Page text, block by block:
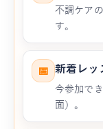
不調ケア
す。
📅 新着レ
今参加で
面）。